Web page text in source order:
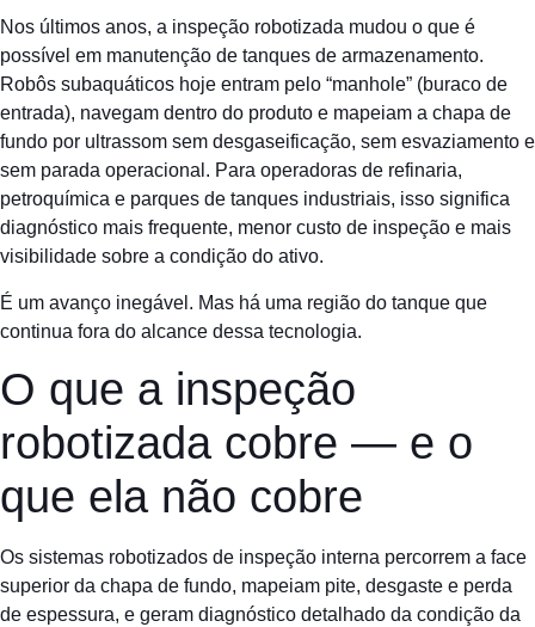
Nos últimos anos, a inspeção robotizada mudou o que é
possível em manutenção de tanques de armazenamento.
Robôs subaquáticos hoje entram pelo “manhole” (buraco de
entrada), navegam dentro do produto e mapeiam a chapa de
fundo por ultrassom sem desgaseificação, sem esvaziamento e
sem parada operacional. Para operadoras de refinaria,
petroquímica e parques de tanques industriais, isso significa
diagnóstico mais frequente, menor custo de inspeção e mais
visibilidade sobre a condição do ativo.
É um avanço inegável. Mas há uma região do tanque que
continua fora do alcance dessa tecnologia.
O que a inspeção
robotizada cobre — e o
que ela não cobre
Os sistemas robotizados de inspeção interna percorrem a face
superior da chapa de fundo, mapeiam pite, desgaste e perda
de espessura, e geram diagnóstico detalhado da condição da